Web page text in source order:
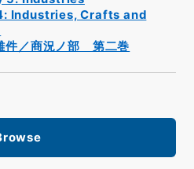
Industries, Crafts and
件／商況ノ部 第二巻